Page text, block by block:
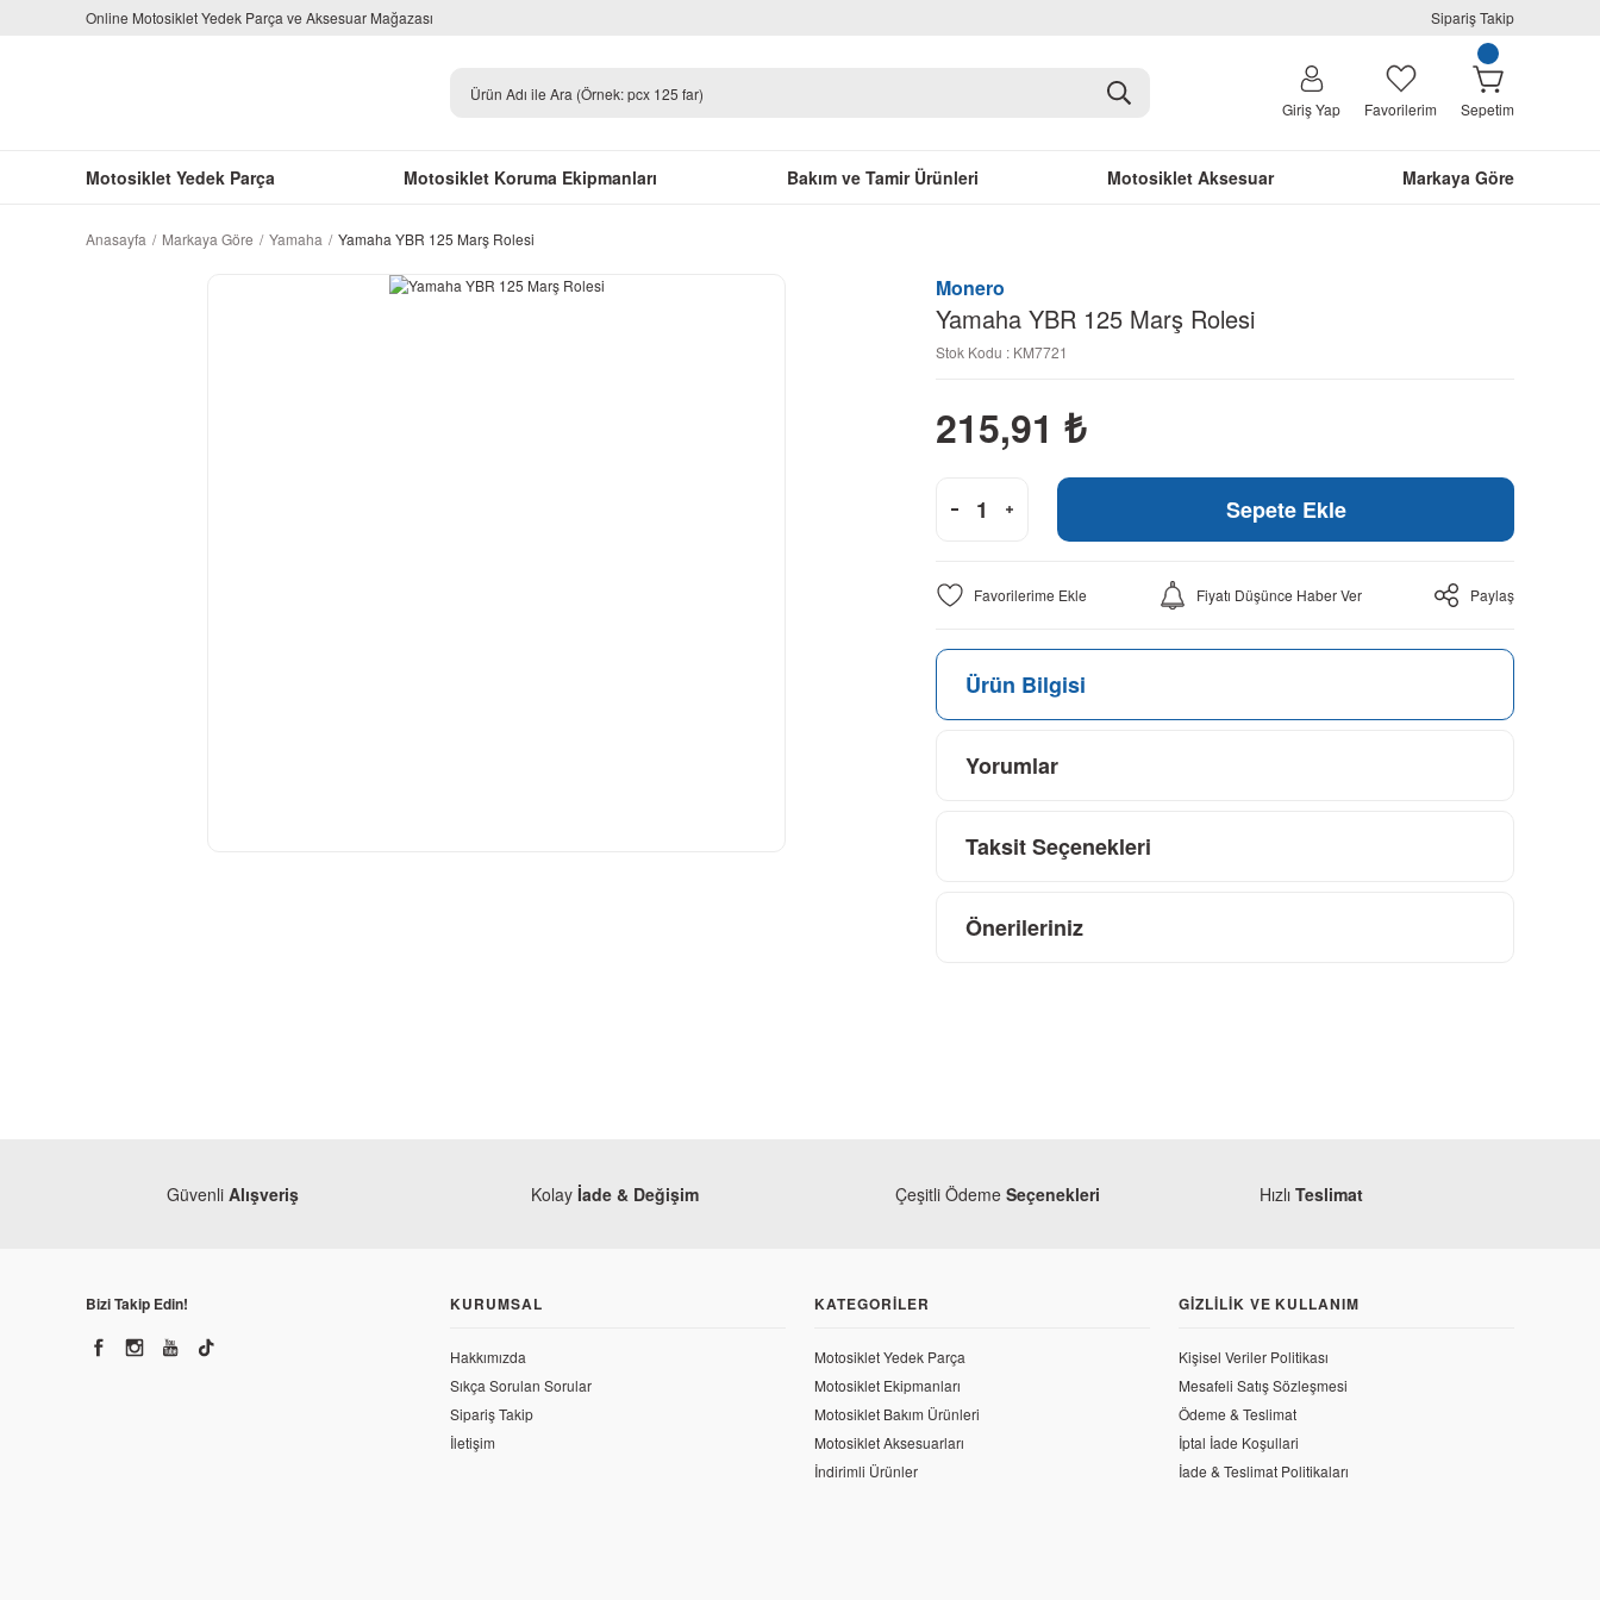
Online Motosiklet Yedek Parça ve Aksesuar Mağazası Sipariş Takip
Giriş Yap Favorilerim Sepetim
Motosiklet Yedek Parça Motosiklet Koruma Ekipmanları Bakım ve Tamir Ürünleri Motosiklet Aksesuar Markaya Göre
Anasayfa Markaya Göre Yamaha Yamaha YBR 125 Marş Rolesi
Monero
Yamaha YBR 125 Marş Rolesi
Stok Kodu : KM7721
215,91 ₺
Sepete Ekle
Fiyatı Düşünce Haber Ver Paylaş
Ürün Bilgisi
Yorumlar
Taksit Seçenekleri
Önerileriniz
Güvenli Alışveriş Kolay İade & Değişim Çeşitli Ödeme Seçenekleri Hızlı Teslimat
Bizi Takip Edin! KURUMSAL
Hakkımızda
Sıkça Sorulan Sorular
Sipariş Takip
İletişim
KATEGORILER
Motosiklet Yedek Parça
Motosiklet Ekipmanları
Motosiklet Bakım Ürünleri
Motosiklet Aksesuarları
İndirimli Ürünler
GIZLILIK VE KULLANIM
Kişisel Veriler Politikası
Mesafeli Satış Sözleşmesi
Ödeme & Teslimat
İptal İade Koşullari
İade & Teslimat Politikaları